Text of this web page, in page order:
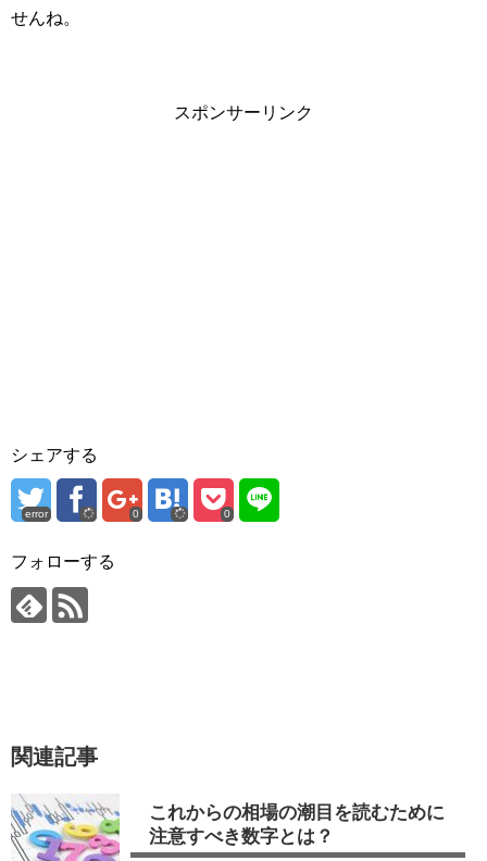
せんね。
スポンサーリンク
シェアする
error 0 0
フォローする
関連記事
これからの相場の潮目を読むために
注意すべき数字とは？